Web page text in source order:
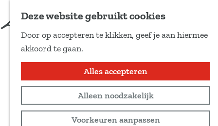
Deze website gebruikt cookies
Door op accepteren te klikken, geef je aan hiermee
akkoord te gaan.
Alles accepteren
Alleen noodzakelijk
Voorkeuren aanpassen